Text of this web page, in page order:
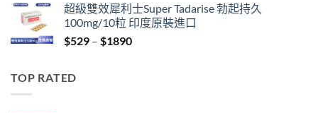
$829
through
$2129
超級雙效犀利士Super Tadarise 勃起持久
100mg/10粒 印度原裝進口
$529 – $1890Price
TOP RATED